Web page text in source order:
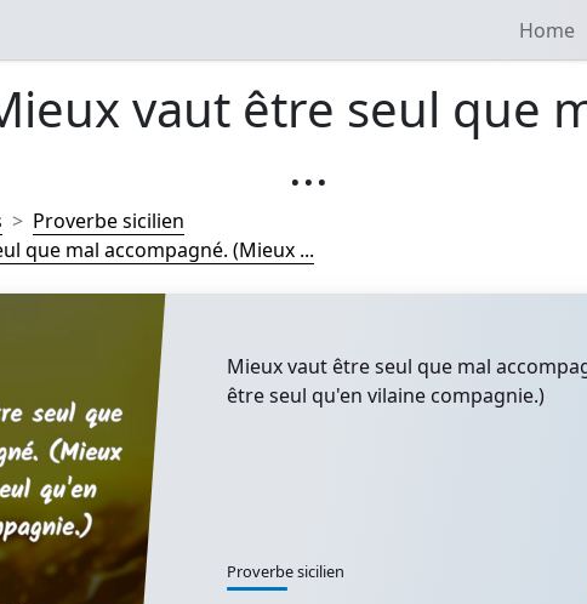
Home
vaut être seul que
...
Proverbe sicilien
que mal accompagné. (Mieux ...
Mieux vaut être seul que mal
être seul qu'en vilaine compagnie.)
Proverbe sicilien